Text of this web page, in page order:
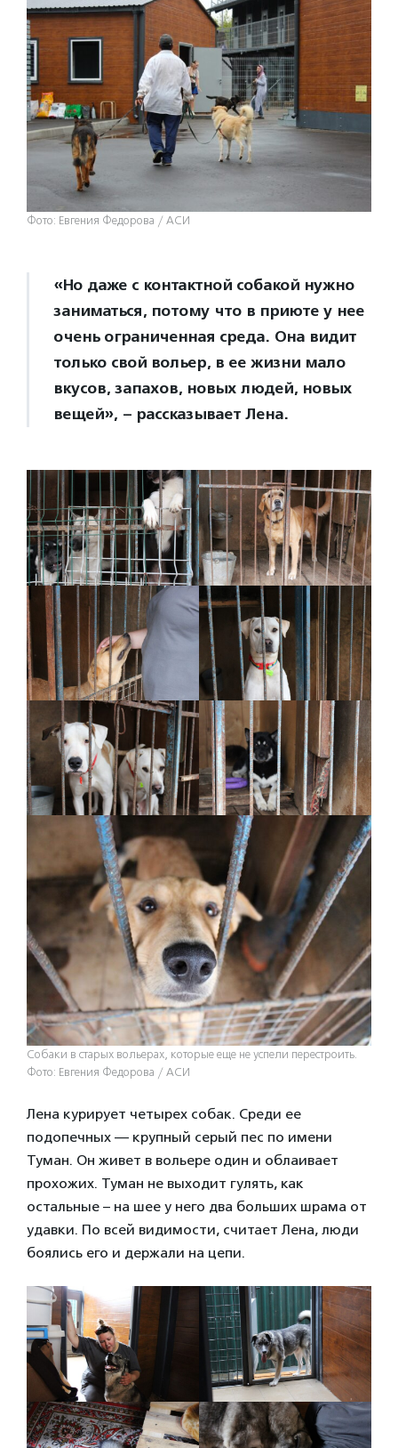
Фото: Евгения Федорова / АСИ
«Но даже с контактной собакой нужно
заниматься, потому что в приюте у нее
очень ограниченная среда. Она видит
только свой вольер, в ее жизни мало
вкусов, запахов, новых людей, новых
вещей», – рассказывает Лена.
Собаки в старых вольерах, которые еще не успели перестроить.
Фото: Евгения Федорова / АСИ
Лена курирует четырех собак. Среди ее
подопечных — крупный серый пес по имени
Туман. Он живет в вольере один и облаивает
прохожих. Туман не выходит гулять, как
остальные – на шее у него два больших шрама от
удавки. По всей видимости, считает Лена, люди
боялись его и держали на цепи.